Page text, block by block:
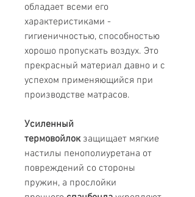
обладает всеми его
характеристиками -
гигиеничностью, способностью
хорошо пропускать воздух. Это
прекрасный материал давно и с
успехом применяющийся при
производстве матрасов.
Усиленный
термовойлокзащищает мягкие
настилы пенополиуретана от
повреждений со стороны
пружин, а прослойки